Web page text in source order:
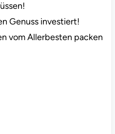
Genuss investiert!
vom Allerbesten packen